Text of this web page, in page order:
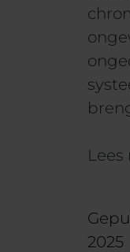
Lees
2025